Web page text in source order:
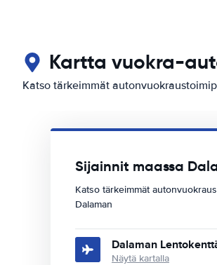
Kartta vuokra-
Katso tärkeimmät
Sijainnit maassa
Katso tärkeimmät
Dalaman
Dalaman
Näytä kartalla